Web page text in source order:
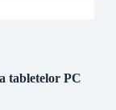
tabletelor PC